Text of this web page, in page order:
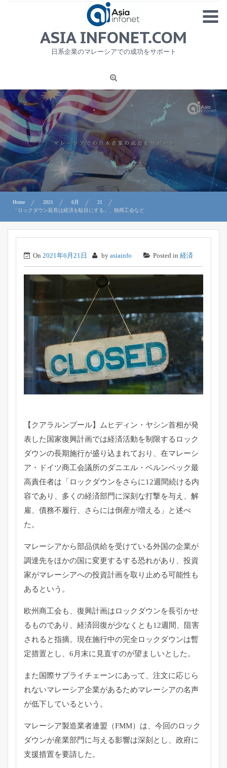
MENU
1
ニュース
労務サービス
プライバシーポリシー及び著作権について
お問合せ
ASIA INFONET.COM
日系企業のマレーシアでの成功をサポート
Home 2021 6月
21
「ロックダウン延長は経済を駄目にする」、独商工会など
On 2021年6月21日 by asiainfo Posted in 経済
【クアラルンプール】ムヒディン・ ヤシン首相が発
表した国家復興計画では経済活動を制限するロック
ダウンの長期施行が盛り込まれており、在マレーシ
ア・
ドイツ商工会議所のダニエル・ベルンベック最
高責任者は「 ロックダウンをさらに12週間続ける内
容であり、 多くの経済部門に深刻な打撃を与え、解
雇、債務不履行、
さらには倒産が増える」と述べ
た。
マレーシアから部品供給を受けている外国の企業が
調達先をほかの国に変更するする恐れがあり、 投資
家がマレーシアへの投資計画を取り止める可能性も
あるという 。
欧州商工会も、復興計画はロックダウンを長引かせ
るものであり、 経済回復が少なくとも12週間、阻害
されると指摘。 現在施行中の完全ロックダウンは暫
定措置とし、 6月末に見直すのが望ましいとした。
また国際サプライチェーンにあって、 注文に応じら
れないマレーシア企業があるためマレーシアの名声
が低下しているという。
マレーシア製造業者連盟（FMM）は、 今回のロック
ダウンが産業部門に与える影響は深刻とし、 政府に
支援措置を要請した。